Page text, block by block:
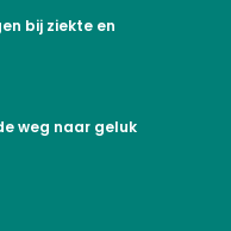
bij ziekte en
weg naar geluk